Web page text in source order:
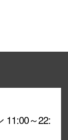
11:00～22: